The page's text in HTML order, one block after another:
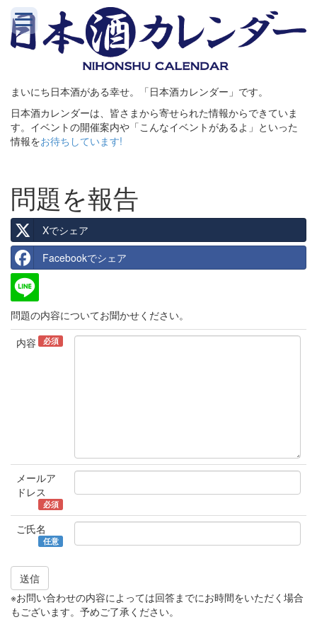
まいにち日本酒がある幸せ。「日本酒カレンダー」です。
日本酒カレンダーは、皆さまから寄せられた情報からできていま
す。イベントの開催案内や「こんなイベントがあるよ」といった
情報をお待ちしています!
問題を報告
Xでシェア
Facebookでシェア
問題の内容についてお聞かせください。
内容
必須
メールア
ドレス
必須
ご氏名
任意
送信
※お問い合わせの内容によっては回答までにお時間をいただく場合
もございます。予めご了承ください。